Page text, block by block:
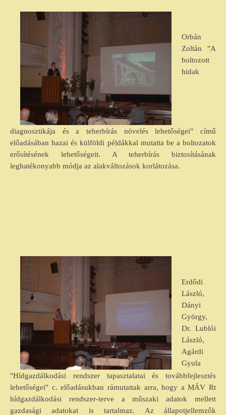
Orbán
Zoltán "A
boltozott
hidak
diagnosztikája és a teherbírás növelés lehetőségei" című
előadásábanhazai és külföldi példákkal mutatta be a boltozatok
erősítésének lehetőségeit. A teherbírás biztosításának
leghatékonyabb módja az alakváltozások korlátozása.
Erdődi
László,
Dányi
György,
Dr. Lublói
László,
Agárdi
Gyula
"Hídgazdálkodási rendszer tapasztalatai és továbbfejlesztés
lehetőségei" c. előadásukban rámutattak arra, hogy a MÁV Rt
hídgazdálkodási rendszer-terve a műszaki adatok mellett
gazdasági adatokat is tartalmaz. Az állapotjellemzők